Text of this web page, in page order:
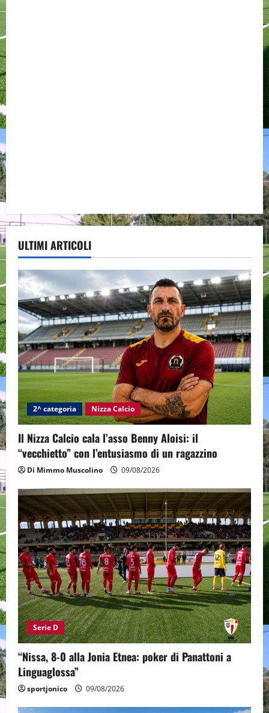
ULTIMI ARTICOLI
2^ categoria Nizza Calcio
Il Nizza Calcio cala l’asso Benny Aloisi: il
“vecchietto” con l’entusiasmo di un ragazzino
Di Mimmo Muscolino 09/08/2026
Serie D
“Nissa, 8-0 alla Jonia Etnea: poker di Panattoni a
Linguaglossa”
sportjonico 09/08/2026